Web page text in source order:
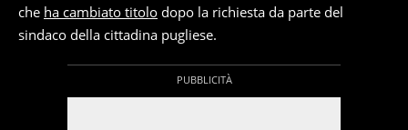
che ha cambiato titolo dopo la richiesta da parte del
sindaco della cittadina pugliese.